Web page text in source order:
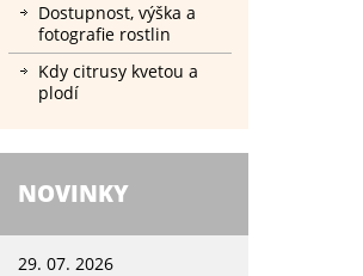
Dostupnost, výška a
fotografie rostlin
Kdy citrusy kvetou a
plodí
NOVINKY
29. 07. 2026